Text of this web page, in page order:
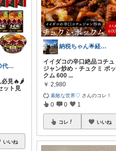
えりんぎ🕊️30代幸せな一人暮らし🌸
必見🔥🌶️
ット見
いいね
納税ちゃん🌟経由購入★
イイダコの辛口絶品コチュ
ジャン炒め・チュクミ ポッ
クム 600 ...
￥ 2,980
素敵な世界♡ さんのコレ！
0 0 1
コレ いいね